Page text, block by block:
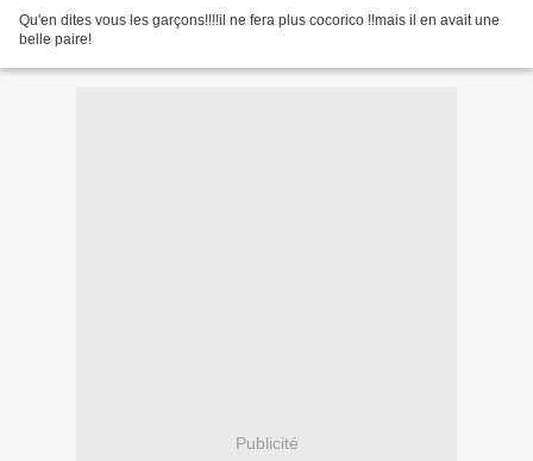
Qu'en dites vous les garçons!!!!il ne fera plus cocorico !!mais il en avait une
belle paire!
Publicité